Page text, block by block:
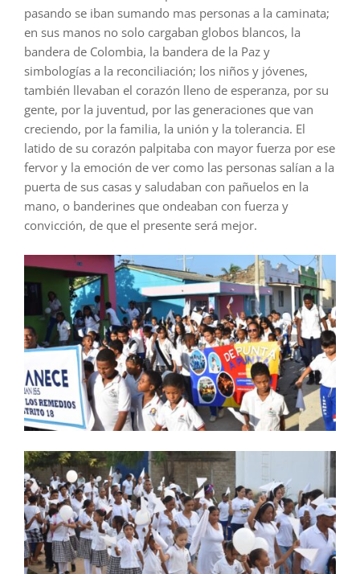
pasando se iban sumando mas personas a la caminata;
en sus manos no solo cargaban globos blancos, la
bandera de Colombia, la bandera de la Paz y
simbologías a la reconciliación; los niños y jóvenes,
también llevaban el corazón lleno de esperanza, por su
gente, por la juventud, por las generaciones que van
creciendo, por la familia, la unión y la tolerancia. El
latido de su corazón palpitaba con mayor fuerza por ese
fervor y la emoción de ver como las personas salían a la
puerta de sus casas y saludaban con pañuelos en la
mano, o banderines que ondeaban con fuerza y
convicción, de que el presente será mejor.